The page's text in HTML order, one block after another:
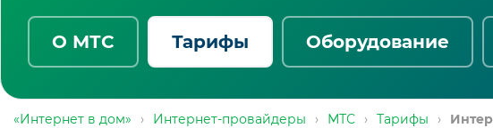
О МТС Тарифы Оборудование
«Интернет в дом» › Интернет-провайдеры › МТС › Тарифы ›